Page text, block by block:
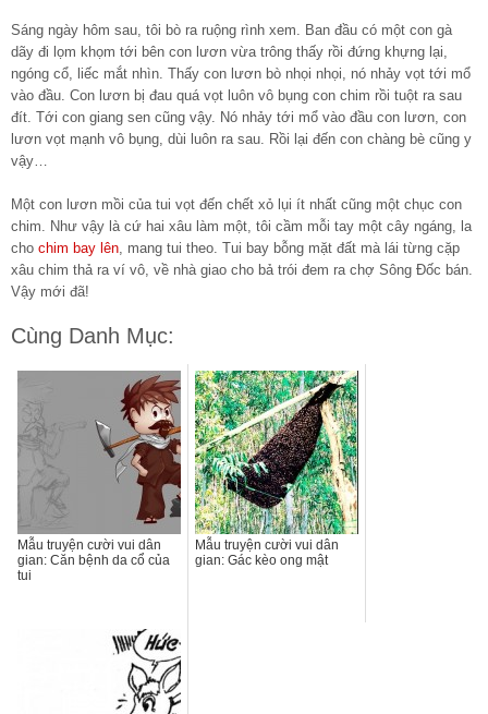
Sáng ngày hôm sau, tôi bò ra ruộng rình xem. Ban đầu có một con gà
dãy đi lọm khọm tới bên con lươn vừa trông thấy rồi đứng khựng lại,
ngóng cổ, liếc mắt nhìn. Thấy con lươn bò nhọi nhọi, nó nhảy vọt tới mổ
vào đầu. Con lươn bị đau quá vọt luôn vô bụng con chim rồi tuột ra sau
đít. Tới con giang sen cũng vậy. Nó nhảy tới mổ vào đầu con lươn, con
lươn vọt mạnh vô bụng, dùi luôn ra sau. Rồi lại đến con chàng bè cũng y
vậy…
Một con lươn mồi của tui vọt đến chết xỏ lụi ít nhất cũng một chục con
chim. Như vậy là cứ hai xâu làm một, tôi cầm mỗi tay một cây ngáng, la
cho chim bay lên, mang tui theo. Tui bay bỗng mặt đất mà lái từng cặp
xâu chim thả ra ví vô, về nhà giao cho bả trói đem ra chợ Sông Đốc bán.
Vậy mới đã!
Cùng Danh Mục:
Mẫu truyện cười vui dân
gian: Căn bệnh da cổ của
tui
Mẫu truyện cười vui dân
gian: Gác kèo ong mật